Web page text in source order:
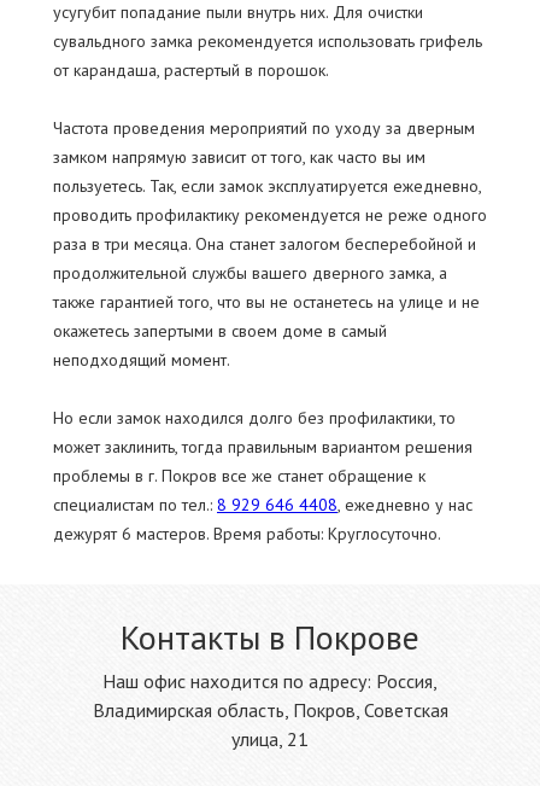
усугубит попадание пыли внутрь них. Для очистки
сувальдного замка рекомендуется использовать грифель
от карандаша, растертый в порошок.
Частота проведения мероприятий по уходу за дверным
замком напрямую зависит от того, как часто вы им
пользуетесь. Так, если замок эксплуатируется ежедневно,
проводить профилактику рекомендуется не реже одного
раза в три месяца. Она станет залогом бесперебойной и
продолжительной службы вашего дверного замка, а
также гарантией того, что вы не останетесь на улице и не
окажетесь запертыми в своем доме в самый
неподходящий момент.
Но если замок находился долго без профилактики, то
может заклинить, тогда правильным вариантом решения
проблемы в г. Покров все же станет обращение к
специалистам по тел.: 8 929 646 4408, ежедневно у нас
дежурят 6 мастеров. Время работы: Круглосуточно.
Контакты в Покрове
Наш офис находится по адресу: Россия,
Владимирская область, Покров, Советская
улица, 21